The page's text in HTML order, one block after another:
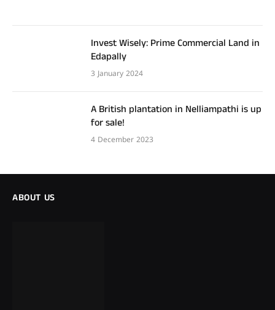
Invest Wisely: Prime Commercial Land in
Edapally
3 January 2024
A British plantation in Nelliampathi is up
for sale!
4 December 2023
ABOUT US